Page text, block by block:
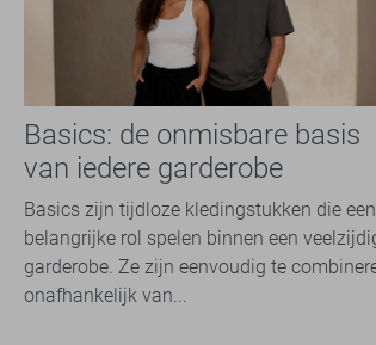
Basics: de onmisbare basis
van iedere garderobe
Basics zijn tijdloze kledingstukken die een
belangrijke rol spelen binnen een
garderobe. Ze zijn eenvoudig te
onafhankelijk van...